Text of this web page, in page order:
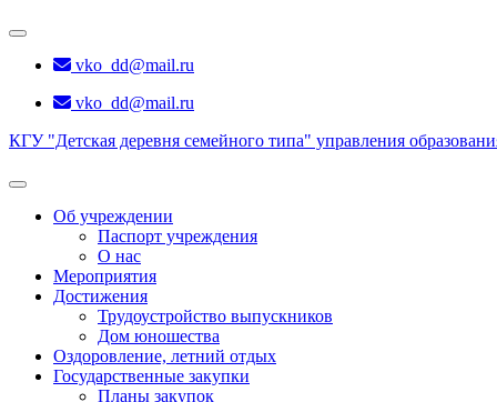
vko_dd@mail.ru
vko_dd@mail.ru
КГУ "Детская деревня семейного типа" управления
Об учреждении
Паспорт учреждения
О нас
Мероприятия
Достижения
Трудоустройство выпускников
Дом юношества
Оздоровление, летний отдых
Государственные закупки
Планы закупок